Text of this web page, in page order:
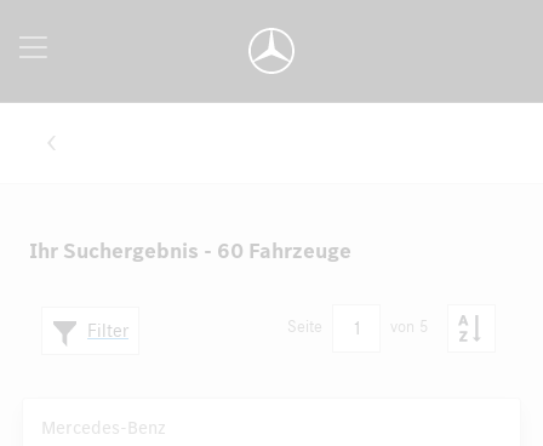
Ihr Suchergebnis - 60 Fahrzeuge
Filter Seite 1 von 5
Mercedes-Benz